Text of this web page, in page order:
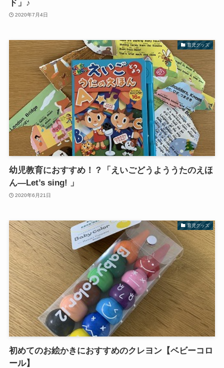
ド」♪
2020年7月4日
育児グッズ
幼児教育におすすめ！？「えいごどうよううたのえほ
ん―Let’s sing! 」
2020年6月21日
育児グッズ
初めてのお絵かきにおすすめのクレヨン【ベビーコロ
ール】